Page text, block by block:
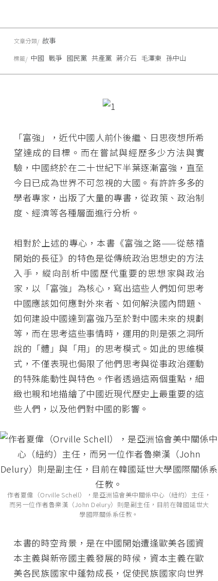
「富強」，近代中國人前仆後繼、日思夜想所希
望達成的目標。而在嘗試與經歷多少方法與實
驗，中國終於在二十世紀下半葉逐漸富強，直至
今日已成為世界不可忽視的大國。有許許多多的
學者專家，出版了大量的專書，從政策、政治制
度、經濟等各種層面進行分析。
相對於上述的專心，本書《富強之路——從慈禧
開始的長征》的特色是從傳統政治思想史的方法
入手，縱向剖析中國歷代重要的思想家與政治
家，以「富強」為核心，寫出這些人們如何思考
中國應該如何應對外來者、如何解決國內問題、
如何建設中國達到富強乃至於對中國未來的規劃
等，而在思考這些事情時，運用的則是張之洞所
說的「體」與「用」的思考模式。如此的思維模
式，不僅表現也侷限了他們思考與從事政治運動
的特殊能動性與特色。作者透過這兩個重點，細
緻也親和地描繪了中國近現代歷史上最重要的這
些人們，以及他們對中國的影響。
作者夏偉（Orville Schell），是亞洲協會美中關係中心（紐約）主任，
而另一位作者魯樂漢（John Delury）則是副主任，目前在韓國延世大
學國際關係系任教。
本書的時空背景，是在中國開始遭逢歐美各國資
本主義與新帝國主義發展的時候，資本主義在歐
美各民族國家中蓬勃成長，促使民族國家向世界
文章分類 故事
標籤 中國 戰爭 國民黨 共產黨 蔣介石 毛澤東 孫中山